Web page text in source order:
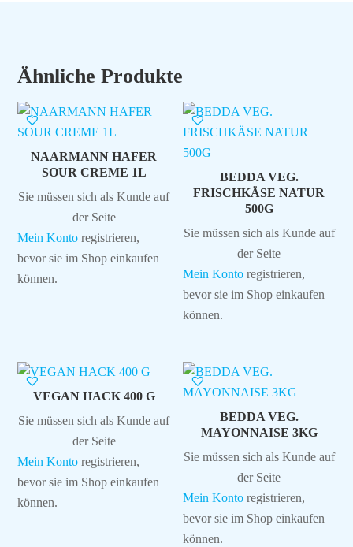
Ähnliche Produkte
NAARMANN HAFER
SOUR CREME 1L
Sie müssen sich als Kunde auf
der Seite
Mein Konto registrieren,
bevor sie im Shop einkaufen
können.
BEDDA VEG.
FRISCHKÄSE NATUR
500G
Sie müssen sich als Kunde auf
der Seite
Mein Konto registrieren,
bevor sie im Shop einkaufen
können.
VEGAN HACK 400 G
Sie müssen sich als Kunde auf
der Seite
Mein Konto registrieren,
bevor sie im Shop einkaufen
können.
BEDDA VEG.
MAYONNAISE 3KG
Sie müssen sich als Kunde auf
der Seite
Mein Konto registrieren,
bevor sie im Shop einkaufen
können.